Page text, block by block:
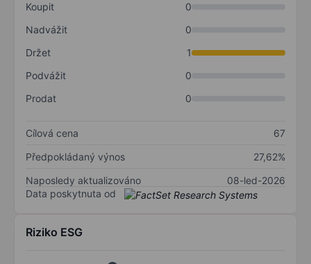
Koupit
0
Nadvážit
0
Držet
1
Podvážit
0
Prodat
0
Cílová cena
67
Předpokládaný výnos
27,62%
Naposledy aktualizováno
08-led-2026
Data poskytnuta od
Riziko ESG